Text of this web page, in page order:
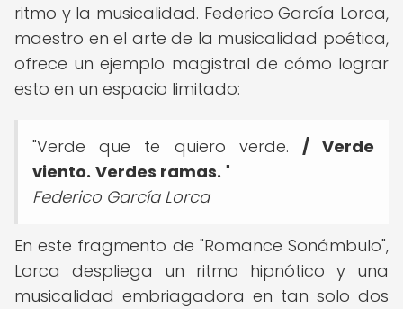
ritmo y la musicalidad. Federico García Lorca,
maestro en el arte de la musicalidad poética,
ofrece un ejemplo magistral de cómo lograr
esto en un espacio limitado:
"Verde que te quiero verde. / Verde
viento. Verdes ramas. "
Federico García Lorca
En este fragmento de "Romance Sonámbulo",
Lorca despliega un ritmo hipnótico y una
musicalidad embriagadora en tan solo dos